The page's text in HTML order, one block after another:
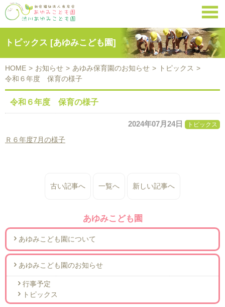

トピックス [あゆみこども園]
HOME > お知らせ > あゆみ保育園のお知らせ > トピックス >
令和６年度 保育の様子
令和６年度 保育の様子
2024年07月24日 トピックス
Ｒ６年度7月の様子
古い記事へ 一覧へ 新しい記事へ
あゆみこども園
あゆみこども園について
あゆみこども園のお知らせ
行事予定
トピックス